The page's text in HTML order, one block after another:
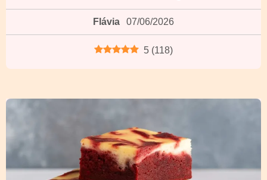
Flávia 07/06/2026
5 (118)